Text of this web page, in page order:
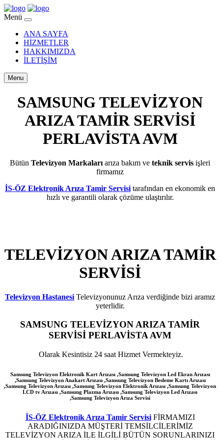
Menü
ANA SAYFA
HİZMETLER
HAKKIMIZDA
İLETİŞİM
Menu
SAMSUNG TELEVİZYON
ARIZA TAMİR SERVİSİ
PERLAVİSTA AVM
Bütün Televizyon Markaları arıza bakım ve teknik servis işleri
firmamız
İS-ÖZ Elektronik Arıza Tamir Servisi tarafından en ekonomik en
hızlı ve garantili olarak çözüme ulaştırılır.
TELEVİZYON ARIZA TAMİR
SERVİSİ
Televizyon Hastanesi Televizyonunuz Arıza verdiğinde bizi aramız
yeterlidir.
SAMSUNG TELEVİZYON ARIZA TAMİR
SERVİSİ PERLAVİSTA AVM
Olarak Kesintisiz 24 saat Hizmet Vermekteyiz.
Samsung Televizyon Elektronik Kart Arızası ,Samsung Televizyon Led Ekran Arızası
,Samsung Televizyon Anakart Arızası ,Samsung Televizyon Besleme Kartı Arızası
,Samsung Televizyon Arızası ,Samsung Televizyon Elektronik Arızası ,Samsung Televizyon
LCD tv Arızası ,Samsung Plazma Arızası ,Samsung Televizyon Led Arızası
,Samsung Televizyon Arıza Servisi
İS-ÖZ Elektronik Arıza Tamir ServisiFİRMAMIZI
ARADIĞINIZDA MÜŞTERİ TEMSİLCİLERİMİZ
TELEVİZYON ARIZA İLE İLGİLİ BÜTÜN SORUNLARINIZI